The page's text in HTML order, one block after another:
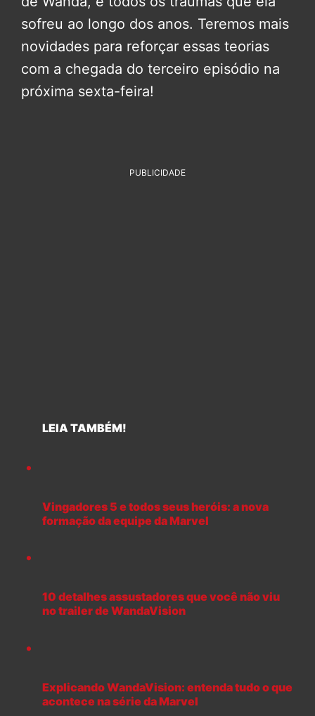
sofreu ao longo dos anos. Teremos mais
novidades para reforçar essas teorias
com a chegada do terceiro episódio na
próxima sexta-feira!
PUBLICIDADE
LEIA TAMBÉM!
Vingadores 5 e todos seus heróis: a nova
formação da equipe da Marvel
10 detalhes assustadores que você não viu
no trailer de WandaVision
Explicando WandaVision: entenda tudo o que
acontece na série da Marvel